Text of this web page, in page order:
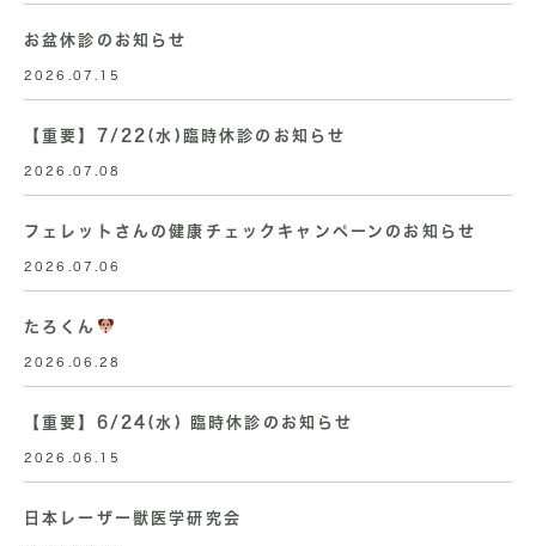
お盆休診のお知らせ
2026.07.15
【重要】7/22(水)臨時休診のお知らせ
2026.07.08
フェレットさんの健康チェックキャンペーンのお知らせ
2026.07.06
たろくん
2026.06.28
【重要】6/24(水) 臨時休診のお知らせ
2026.06.15
日本レーザー獣医学研究会